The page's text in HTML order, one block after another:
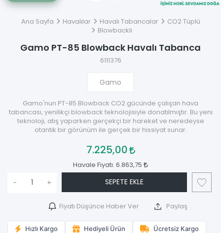
Ana Sayfa Havalılar Havalı Tabancalar
CO2 Tüplü
Blowbackli
Gamo PT-85 Blowback Havalı Tabanca
6111376
Gamo
Gamo'nun PT-85 Blowback CO2 gücünde çalışan hava
tabancası, yenilikçi blowback teknolojisiyle donatılmıştır. Bu yeni
teknoloji, atış yaparken gerçekçi bir hareket ve neredeyse
otantik bir görünüm ile gerçek bir hissiyat sunar.
7.225,00
Havale Fiyatı: 6.863,75
- + SEPETE EKLE
Fiyatı Düşünce Haber Ver Paylaş
Hızlı Kargo Hediyeli Ürün Ücretsiz Kargo